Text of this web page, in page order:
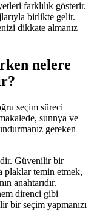
farklılık gösterir.
birlikte gelir.
dikkate almanız
nelere
seçim süreci
sunnya ve
gereken
Güvenilir bir
plaklar temin etmek,
anahtarıdır.
direnci gibi
bir seçim yapmanızı